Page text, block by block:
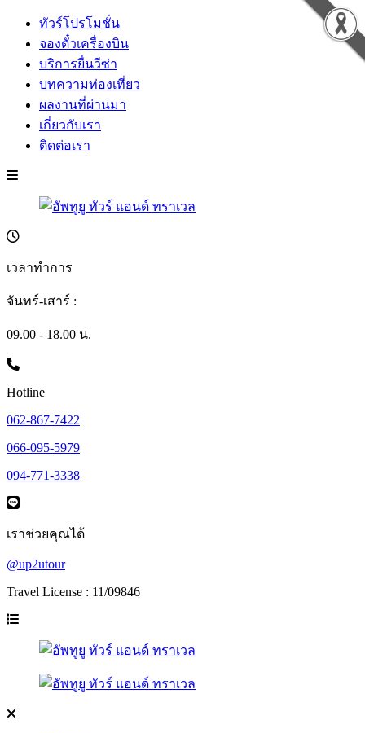
ทัวร์โปรโมชั่น
จองตั๋วเครื่องบิน
บริการยื่นวีซ่า
บทความท่องเที่ยว
ผลงานที่ผ่านมา
เกี่ยวกับเรา
ติดต่อเรา
เวลาทำการ
จันทร์-เสาร์ :
09.00 - 18.00 น.
Hotline
062-867-7422
066-095-5979
094-771-3338
เราช่วยคุณได้
@up2utour
Travel License : 11/09846